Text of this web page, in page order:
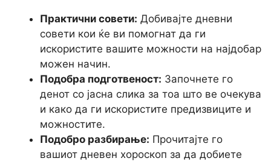
Практични совети: Добивајте дневни
совети кои ќе ви помогнат да ги
искористите вашите можности на најдобар
можен начин.
Подобра подготвеност: Започнете го
денот со јасна слика за тоа што ве очекува
и како да ги искористите предизвиците и
можностите.
Подобро разбирање: Прочитајте го
вашиот дневен хороскоп за да добиете